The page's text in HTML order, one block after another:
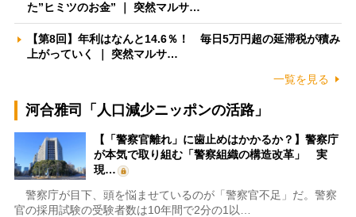
た”ヒミツのお金” ｜ 突然マルサ…
【第8回】年利はなんと14.6％！ 毎日5万円超の延滞税が積み
上がっていく ｜ 突然マルサ…
一覧を見る
河合雅司「人口減少ニッポンの活路」
【「警察官離れ」に歯止めはかかるか？】警察庁
が本気で取り組む「警察組織の構造改革」 実
現…
警察庁が目下、頭を悩ませているのが「警察官不足」だ。警察
官の採用試験の受験者数は10年間で2分の1以…